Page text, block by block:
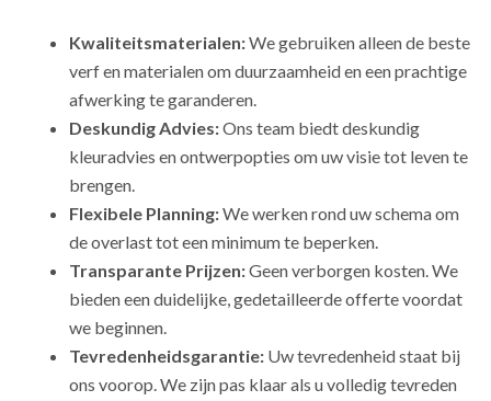
Kwaliteitsmaterialen:We gebruiken alleen de beste
verf en materialen om duurzaamheid en een prachtige
afwerking te garanderen.
Deskundig Advies:Ons team biedt deskundig
kleuradvies en ontwerpopties om uw visie tot leven te
brengen.
Flexibele Planning:We werken rond uw schema om
de overlast tot een minimum te beperken.
Transparante Prijzen:Geen verborgen kosten. We
bieden een duidelijke, gedetailleerde offerte voordat
we beginnen.
Tevredenheidsgarantie: Uw tevredenheid staat bij
ons voorop. We zijn pas klaar als u volledig tevreden